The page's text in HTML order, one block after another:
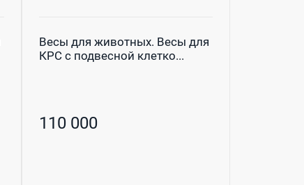
Весы для животных. Весы для
КРС с подвесной клетко...
110 000